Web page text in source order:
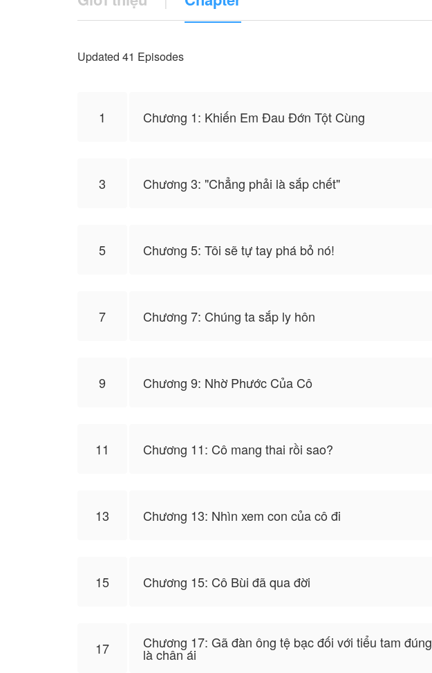
Updated 41 Episodes
1 Chương 1: Khiến Em Đau Đớn Tột Cùng
3 Chương 3: "Chẳng phải là sắp chết"
5 Chương 5: Tôi sẽ tự tay phá bỏ nó!
7 Chương 7: Chúng ta sắp ly hôn
9 Chương 9: Nhờ Phước Của Cô
11 Chương 11: Cô mang thai rồi sao?
13 Chương 13: Nhìn xem con của cô đi
15 Chương 15: Cô Bùi đã qua đời
17 Chương 17: Gã đàn ông tệ bạc đối với tiểu tam đúng
là chân ái